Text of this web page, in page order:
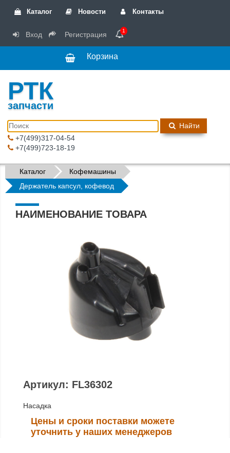
Каталог Новости Контакты
Вход Регистрация 1
Корзина
РТК
запчасти
Найти
+7(499)317-04-54
+7(499)723-18-19
Каталог
Кофемашины
Держатель капсул, кофевод
НАИМЕНОВАНИЕ ТОВАРА
Артикул: FL36302
Насадка
Цены и сроки поставки можете
уточнить у наших менеджеров